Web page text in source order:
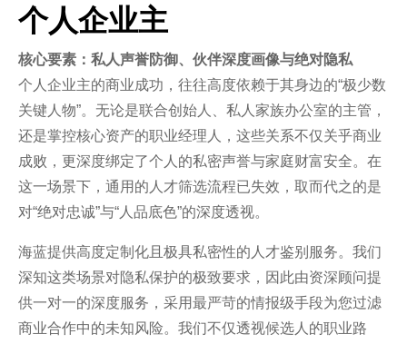
个人企业主
核心要素：私人声誉防御、伙伴深度画像与绝对隐私
个人企业主的商业成功，往往高度依赖于其身边的“极少数
关键人物”。无论是联合创始人、私人家族办公室的主管，
还是掌控核心资产的职业经理人，这些关系不仅关乎商业
成败，更深度绑定了个人的私密声誉与家庭财富安全。在
这一场景下，通用的人才筛选流程已失效，取而代之的是
对“绝对忠诚”与“人品底色”的深度透视。
海蓝提供高度定制化且极具私密性的人才鉴别服务。我们
深知这类场景对隐私保护的极致要求，因此由资深顾问提
供一对一的深度服务，采用最严苛的情报级手段为您过滤
商业合作中的未知风险。我们不仅透视候选人的职业路